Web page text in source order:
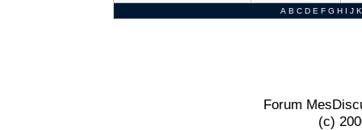
A B C D E F G H I J K
Forum
(c)